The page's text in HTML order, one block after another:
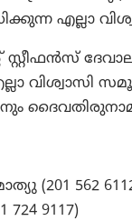
എല്ലാ
(201 562
9117)